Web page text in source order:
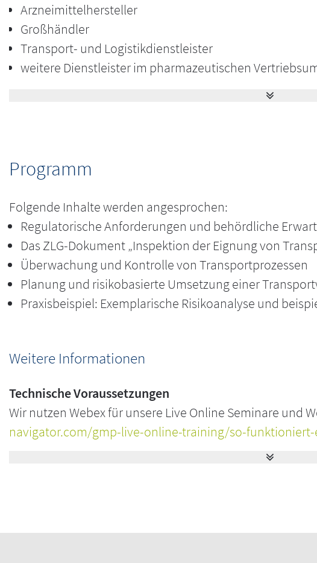
Arzneimittelhersteller
Großhändler
Transport- und Logistikdienstleister
weitere Dienstleister im pharmazeutischen
praxisorientierten Überblick zur Transportvalidierung
Programm
Folgende Inhalte werden angesprochen:
Regulatorische Anforderungen und behördliche
Das ZLG-Dokument „Inspektion der Eignung von
Überwachung und Kontrolle von Transportprozessen
Planung und risikobasierte Umsetzung einer
Praxisbeispiel: Exemplarische Risikoanalyse und
Weitere Informationen
Technische Voraussetzungen
Wir nutzen Webex für unsere Live Online Seminare und
navigator.com/gmp-live-online-training/so-funktioniert-
darüber, was für die Teilnahme an unseren